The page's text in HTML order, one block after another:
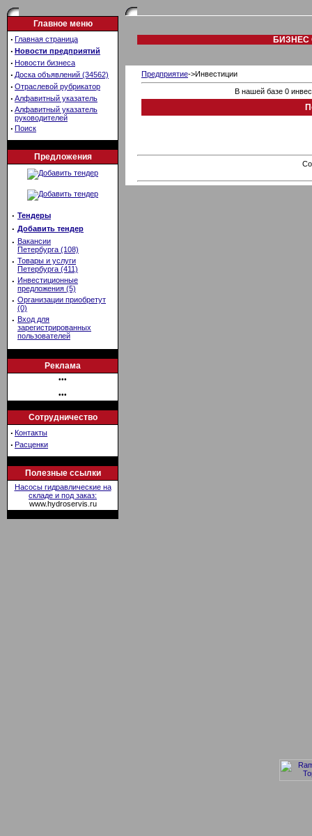
Главное меню
· Главная страница
· Новости предприятий
· Новости бизнеса
· Доска объявлений (34562)
· Отраслевой рубрикатор
· Алфавитный указатель
· Алфавитный указатель
руководителей
· Поиск
Предложения
· Тендеры
· Добавить тендер
· Вакансии
Петербурга (108)
· Товары и услуги
Петербурга (411)
· Инвестиционные
предложения (5)
· Организации приобретут
(0)
· Вход для
зарегистрированных
пользователей
Реклама
•••
•••
Сотрудничество
· Контакты
· Расценки
Полезные ссылки
Насосы гидравлические на
складе и под заказ:
www.hydroservis.ru
БИЗНЕС
Предприятие->Инвестиции
В нашей базе 0